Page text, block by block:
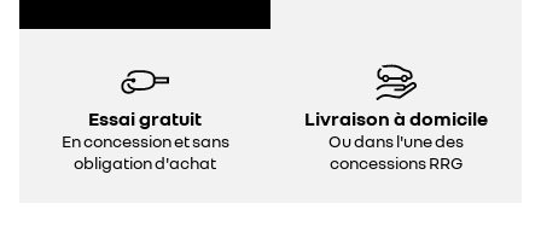
Essai gratuit
En concession et sans
obligation d'achat
Livraison à domicile
Ou dans l'une des
concessions RRG